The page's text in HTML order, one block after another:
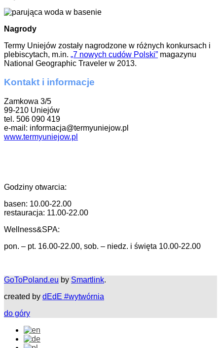
Nagrody
Termy Uniejów zostały nagrodzone w różnych konkursach i
plebiscytach, m.in. „7 nowych cudów Polski” magazynu
National Geographic Traveler w 2013.
Kontakt i informacje
Zamkowa 3/5
99-210 Uniejów
tel. 506 090 419
e-mail: informacja@termyuniejow.pl
www.termyuniejow.pl
Godziny otwarcia:
basen: 10.00-22.00
restauracja: 11.00-22.00
Wellness&SPA:
pon. – pt. 16.00-22.00, sob. – niedz. i święta 10.00-22.00
GoToPoland.eu by Smartlink.
created by dEdE #wytwórnia
do góry